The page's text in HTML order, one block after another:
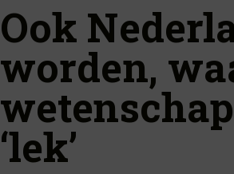
Ook
worden,
‘lek’